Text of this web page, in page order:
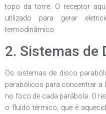
topo da torre. O receptor
utilizado para gerar
termodinâmico.
2. Sistemas de
Os sistemas de disco
parabólicos para concentrar a
no foco de cada parábola. O
o fluido térmico, que é